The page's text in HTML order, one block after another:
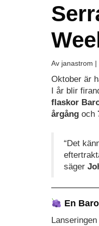
Av janastrom |
Oktober är
I år blir
flaskor
årgång och
“Det
säger
En